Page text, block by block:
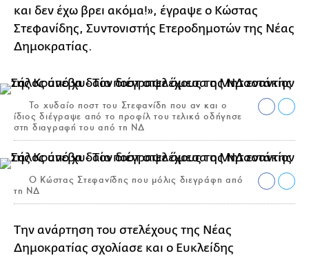
και δεν έχω βρει ακόμα!», έγραψε ο Κώστας
Στεφανίδης, Συντονιστής Ετεροδημοτών της Νέας
Δημοκρατίας.
Το χυδαίο ποστ του Στεφανίδη που αν και ο
ίδιος διέγραψε από το προφίλ του τελικά οδήγησε
στη διαγραφή του από τη ΝΔ
O Κώστας Στεφανίδης που μόλις διεγράφη από
τη ΝΔ
Την ανάρτηση του στελέχους της Νέας
Δημοκρατίας σχολίασε και ο Ευκλείδης